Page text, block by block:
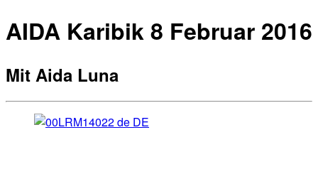
AIDA Karibik 8 Februar 2016
Mit Aida Luna